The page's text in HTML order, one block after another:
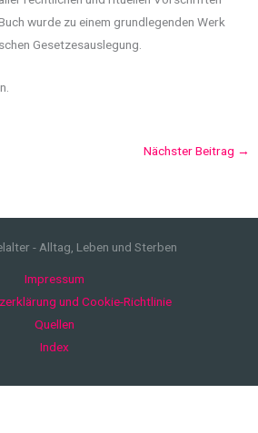
wurde zu einem grundlegenden Werk
Gesetzesauslegung.
Nächster Beitrag →
- Alltag, Leben und Sterben
Impressum
und Cookie-Richtlinie
Quellen
Index